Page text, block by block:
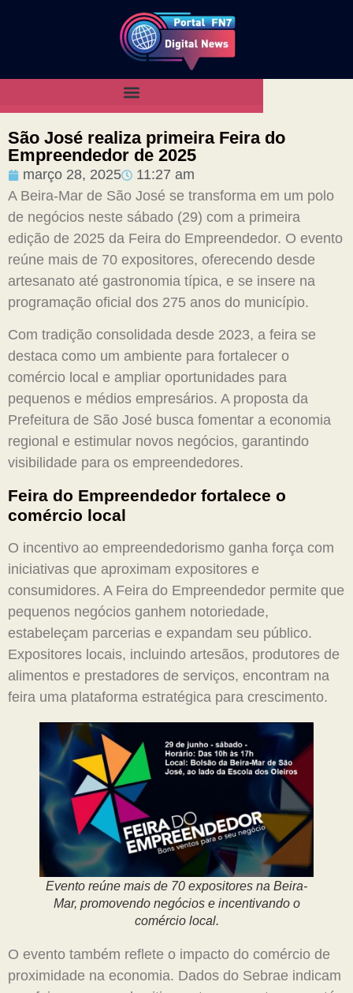
São José realiza primeira Feira do
Empreendedor de 2025
março 28, 2025
11:27 am
A Beira-Mar de São José se transforma em um polo
de negócios neste sábado (29) com a primeira
edição de 2025 da Feira do Empreendedor. O evento
reúne mais de 70 expositores, oferecendo desde
artesanato até gastronomia típica, e se insere na
programação oficial dos 275 anos do município.
Com tradição consolidada desde 2023, a feira se
destaca como um ambiente para fortalecer o
comércio local e ampliar oportunidades para
pequenos e médios empresários. A proposta da
Prefeitura de São José busca fomentar a economia
regional e estimular novos negócios, garantindo
visibilidade para os empreendedores.
Feira do Empreendedor fortalece o
comércio local
O incentivo ao empreendedorismo ganha força com
iniciativas que aproximam expositores e
consumidores. A Feira do Empreendedor permite que
pequenos negócios ganhem notoriedade,
estabeleçam parcerias e expandam seu público.
Expositores locais, incluindo artesãos, produtores de
alimentos e prestadores de serviços, encontram na
feira uma plataforma estratégica para crescimento.
Evento reúne mais de 70 expositores na Beira-
Mar, promovendo negócios e incentivando o
comércio local.
O evento também reflete o impacto do comércio de
proximidade na economia. Dados do Sebrae indicam